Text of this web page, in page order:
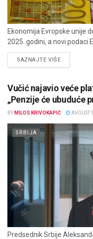
Ekonomija Evropske unije
2025. godini, a novi podaci
SAZNAJTE VIŠEDETAILS
Vučić najavio veće
„Penzije će ubuduće
BY MILOS KRIVOKAPIĆ AVGUST
SRBIJA
Predsednik Srbije